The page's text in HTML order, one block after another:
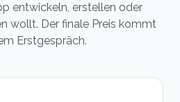
entwickeln, erstellen oder
wollt. Der finale Preis kommt
Erstgespräch.